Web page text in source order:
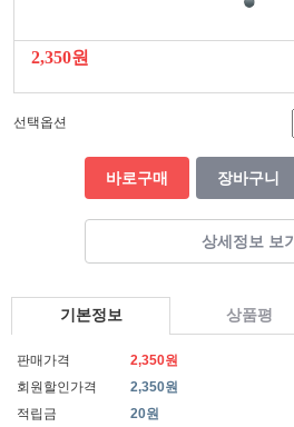
2,350원
선택옵션
바로구매 장바구니
상세정보 보기
기본정보 상품평
판매가격
2,350원
회원할인가격
2,350원
적립금
20원